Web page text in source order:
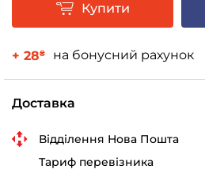
Купити
+ 28₴ на бонусний рахунок
Доставка
Відділення Нова Пошта
Тариф перевізника